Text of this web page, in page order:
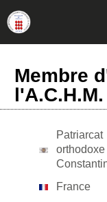
Membre
Patriarcat
orthodoxe
France